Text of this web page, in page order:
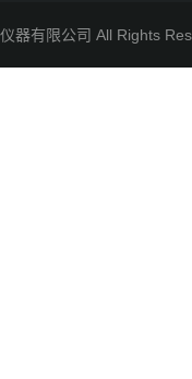
仪器有限公司 All Rights